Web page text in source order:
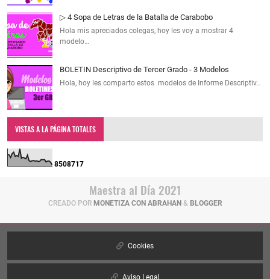
▷ 4 Sopa de Letras de la Batalla de Carabobo
Hola mis apreciados colegas, hoy les voy a mostrar 4
modelo…
BOLETIN Descriptivo de Tercer Grado - 3 Modelos
Hola, hoy les comparto estos modelos de Informe Descriptiv…
VISTAS A LA PÁGINA TOTALES
850871 7
Maestra al Día 2021
CREADO POR MONETIZA CON ABRAHAN & BLOGGER
Cookies